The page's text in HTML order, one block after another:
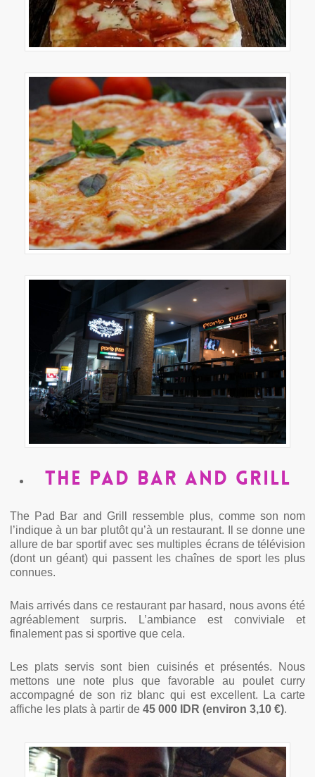
The Pad Bar and Grill
The Pad Bar and Grill ressemble plus, comme son nom
l’indique à un bar plutôt qu’à un restaurant. Il se donne une
allure de bar sportif avec ses multiples écrans de télévision
(dont un géant) qui passent les chaînes de sport les plus
connues.
Mais arrivés dans ce restaurant par hasard, nous avons été
agréablement surpris. L’ambiance est conviviale et
finalement pas si sportive que cela.
Les plats servis sont bien cuisinés et présentés. Nous
mettons une note plus que favorable au poulet curry
accompagné de son riz blanc qui est excellent. La carte
affiche les plats à partir de 45 000 IDR (environ 3,10 €).